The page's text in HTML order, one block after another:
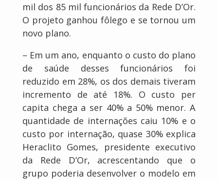
mil dos 85 mil funcionários da Rede D’Or.
O projeto ganhou fôlego e se tornou um
novo plano.
– Em um ano, enquanto o custo do plano
de saúde desses funcionários foi
reduzido em 28%, os dos demais tiveram
incremento de até 18%. O custo per
capita chega a ser 40% a 50% menor. A
quantidade de internações caiu 10% e o
custo por internação, quase 30% explica
Heraclito Gomes, presidente executivo
da Rede D’Or, acrescentando que o
grupo poderia desenvolver o modelo em